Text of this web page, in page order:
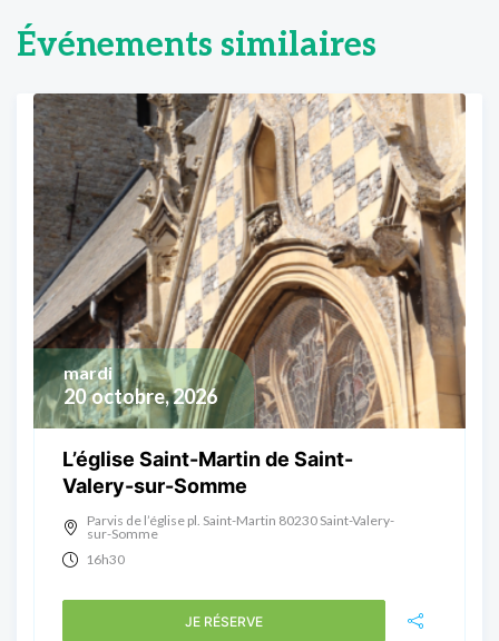
Événements similaires
20 octobre, 2026
mardi
L’église Saint-Martin de Saint-
Valery-sur-Somme
Parvis de l’église pl. Saint-Martin 80230 Saint-Valery-
sur-Somme
16h30
JE RÉSERVE